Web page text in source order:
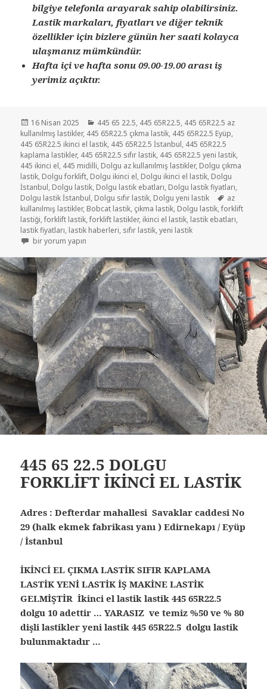
bilgiye telefonla arayarak sahip olabilirsiniz.
Lastik markaları, fiyatları ve diğer teknik
özellikler için bizlere günün her saati kolayca
ulaşmanız mümkündür.
Hafta içi ve hafta sonu 09.00-19.00 arası iş
yerimiz açıktır.
Yayın
tarihi
16 Nisan 2025 Kategoriler
445 65 22.5, 445 65R22.5, 445 65R22.5 az
kullanılmış lastikler, 445 65R22.5 çıkma lastik, 445 65R22.5 Eyüp,
445 65R22.5 ikinci el lastik, 445 65R22.5 İstanbul, 445 65R22.5
kaplama lastikler, 445 65R22.5 sıfır lastik, 445 65R22.5 yeni lastik,
445 ikinci el, 445 midilli, Dolgu az kullanılmış lastikler, Dolgu çıkma
lastik, Dolgu forklift, Dolgu ikinci el, Dolgu ikinci el lastik, Dolgu
İstanbul, Dolgu lastik, Dolgu lastik ebatları, Dolgu lastik fiyatları,
Dolgu lastik İstanbul, Dolgu sıfır lastik, Dolgu yeni lastik Etiketler
az
kullanılmış lastikler, Bobcat lastik, çıkma lastik, Dolgu lastik,forklift
lastiği,forklift lastik,forklift lastikler, ikinci el lastik, lastik ebatları,
lastik fiyatları, lastik haberleri, sıfır lastik,yeni lastik
445-65-22.5 ÇIKMA LASTİKLER için
bir yorum yapın
445 65 22.5 DOLGU
FORKLİFT İKİNCİ EL LASTİK
Adres : Defterdar mahallesi Savaklar caddesi No
29 (halk ekmek fabrikası yanı ) Edirnekapı / Eyüp
/ İstanbul
İKİNCİ EL ÇIKMA LASTİK SIFIR KAPLAMA
LASTİK YENİ LASTİK İŞ MAKİNE LASTİK
GELMİŞTİR İkinci el lastik lastik 445 65R22.5
dolgu 10 adettir … YARASIZ ve temiz %50 ve % 80
dişli lastikler yeni lastik 445 65R22.5 dolgu lastik
bulunmaktadır …